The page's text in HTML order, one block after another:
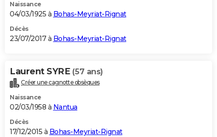
Naissance
04/03/1925 à Bohas-Meyriat-Rignat
Décès
23/07/2017 à Bohas-Meyriat-Rignat
Laurent SYRE (57 ans)
Créer une cagnotte obsèques
Naissance
02/03/1958 à Nantua
Décès
17/12/2015 à Bohas-Meyriat-Rignat